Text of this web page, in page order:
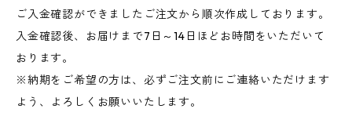
ご入金確認ができましたご注文から順次作成しております。
入金確認後、お届けまで7日～14日ほどお時間をいただいて
おります。
※納期をご希望の方は、必ずご注文前にご連絡いただけます
よう、よろしくお願いいたします。